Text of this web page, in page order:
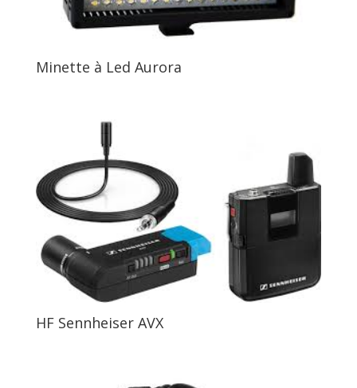
Minette à Led Aurora
HF Sennheiser AVX